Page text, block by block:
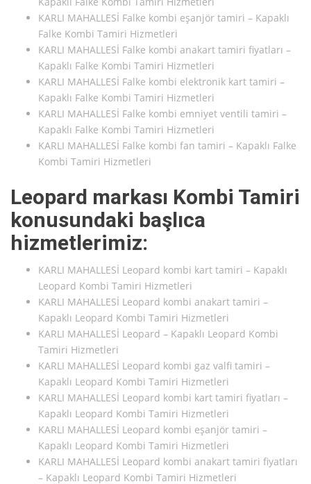
KARLI MAHALLESİ Falke kombi eşanjör tamiri – Kapaklı
Falke Kombi Tamiri Hizmetleri
KARLI MAHALLESİ Falke kombi anakart tamiri fiyatları –
Kapaklı Falke Kombi Tamiri Hizmetleri
KARLI MAHALLESİ Falke kombi elektronik kart tamiri –
Kapaklı Falke Kombi Tamiri Hizmetleri
KARLI MAHALLESİ Falke kombi emniyet ventili tamiri –
Kapaklı Falke Kombi Tamiri Hizmetleri
KARLI MAHALLESİ Falke kombi fan tamiri – Kapaklı Falke
Kombi Tamiri Hizmetleri
Leopard markası Kombi Tamiri
konusundaki başlıca
hizmetlerimiz:
KARLI MAHALLESİ Leopard kombi kart tamiri – Kapaklı
Leopard Kombi Tamiri Hizmetleri
KARLI MAHALLESİ Leopard kombi anakart tamiri –
Kapaklı Leopard Kombi Tamiri Hizmetleri
KARLI MAHALLESİ Leopard – Kapaklı Leopard Kombi
Tamiri Hizmetleri
KARLI MAHALLESİ Leopard kombi gaz valfi tamiri –
Kapaklı Leopard Kombi Tamiri Hizmetleri
KARLI MAHALLESİ Leopard kombi kart tamiri fiyatları –
Kapaklı Leopard Kombi Tamiri Hizmetleri
KARLI MAHALLESİ Leopard kombi eşanjör tamiri –
Kapaklı Leopard Kombi Tamiri Hizmetleri
KARLI MAHALLESİ Leopard kombi anakart tamiri fiyatları
– Kapaklı Leopard Kombi Tamiri Hizmetleri